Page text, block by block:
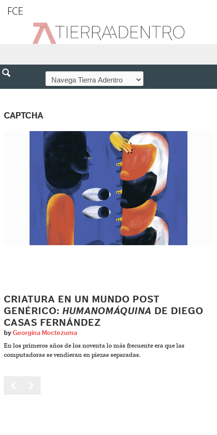
FCE
CAPTCHA
CRIATURA EN UN MUNDO POST
GENÉRICO: HUMANOMÁQUINA DE DIEGO
CASAS FERNÁNDEZ
by Georgina Moctezuma
En los primeros años de los noventa lo más frecuente era que las
computadoras se vendieran en piezas separadas.